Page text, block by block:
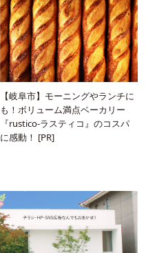
【岐阜市】モーニングやランチに
も！ボリューム満点ベーカリー
『rustico-ラスティコ』のコスパ
に感動！ [PR]